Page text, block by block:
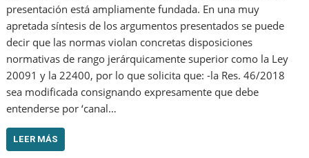
presentación está ampliamente fundada. En una muy
apretada síntesis de los argumentos presentados se puede
decir que las normas violan concretas disposiciones
normativas de rango jerárquicamente superior como la Ley
20091 y la 22400, por lo que solicita que: -la Res. 46/2018
sea modificada consignando expresamente que debe
entenderse por ‘canal…
LEER MÁS